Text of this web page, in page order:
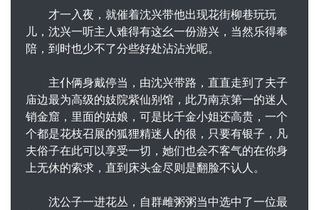
才一入夜，就催着沈兴带他出现花街柳巷玩玩
儿，沈兴一听主人难得有这幺一份游兴，当然乐得奉
陪，到时也少不了分些好处沾沾光呢。
主仆俩身戴停当，由沈兴带路，直直走到了夫子
庙边最为高级的妓院紫仙别馆，此乃南京第一的迷人
销金窟，里面的姑娘，可是比千金小姐还高贵，一个
个都是花枝召展的狐狸精迷人的很，只要有银子，凡
夫俗子在此可以享受一切，她们也会不客气的在你身
上无休的索求，直到床头金尽则是翻脸不认人。
沈公子一进花丛，自群雌粥粥当中选中了一位最